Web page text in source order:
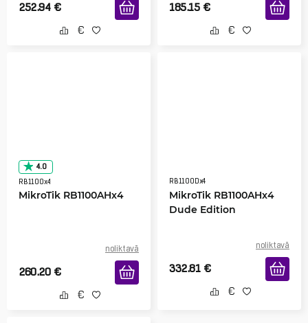
252.94 € 185.15 €
4.0
RB1100x4
MikroTik RB1100AHx4
noliktavā
260.20 €
RB1100Dx4
MikroTik RB1100AHx4
Dude Edition
noliktavā
332.81 €